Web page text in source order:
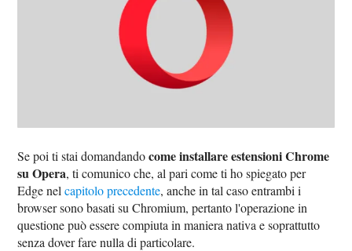
Se poi ti stai domandandocome installare estensioni Chrome
su Opera, ti comunico che, al pari come ti ho spiegato per
Edge nelcapitolo precedente, anche in tal caso entrambi i
browser sono basati su Chromium, pertanto l'operazione in
questione può essere compiuta in maniera nativa e soprattutto
senza dover fare nulla di particolare.